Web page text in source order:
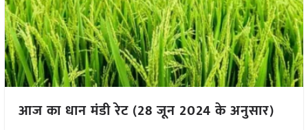
आज का धान मंडी रेट (28 जून 2024 के अनुसार)